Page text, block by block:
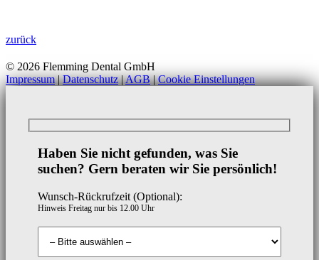
zurück
© 2026 Flemming Dental GmbH
Impressum|Datenschutz|AGB|Cookie Einstellungen
Haben Sie nicht gefunden, was Sie
suchen? Gern beraten wir Sie persönlich!
Wunsch-Rückrufzeit (Optional):
Hinweis Freitag nur bis 12.00 Uhr